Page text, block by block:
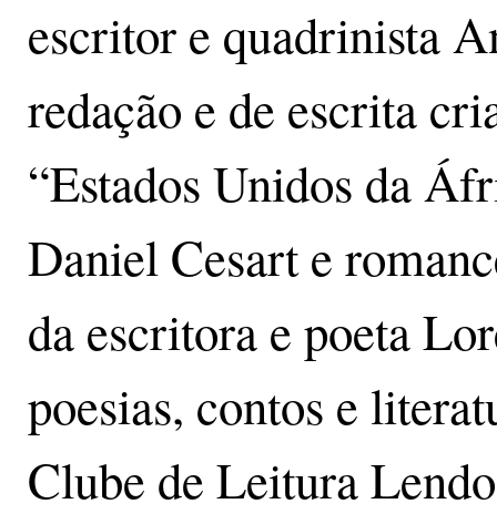
escritor e quadrinista
redação e de escrita
“Estados Unidos da
Daniel Cesart e
da escritora e poeta
poesias, contos e
Clube de Leitura